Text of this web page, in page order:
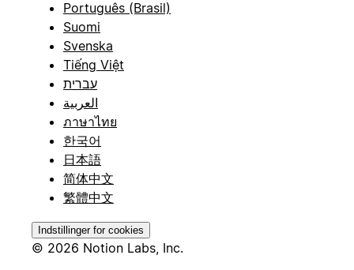
Português (Brasil)
Suomi
Svenska
Tiếng Việt
עברית
العربية
ภาษาไทย
한국어
日本語
简体中文
繁體中文
Indstillinger for cookies
© 2026 Notion Labs, Inc.